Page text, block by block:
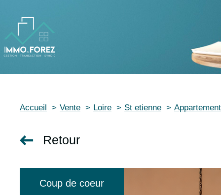
Accueil Vente Loire St etienne Appartement
Retour
Coup de coeur